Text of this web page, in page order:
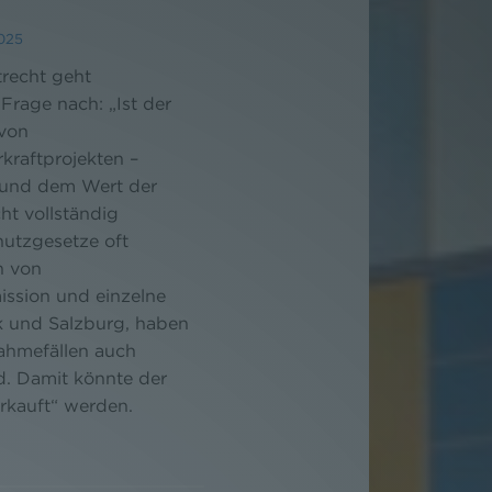
geht
nach: „Ist der
–
dem Wert der
vollständig
oft
von
und einzelne
und Salzburg, haben
auch
Damit könnte der
werden.